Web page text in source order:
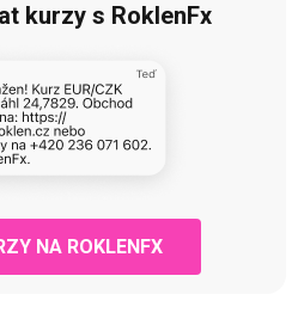
kurzy s RoklenFx
NA ROKLENFX